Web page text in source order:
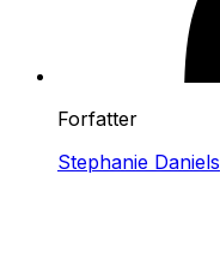
Forfatter
Stephanie Daniels